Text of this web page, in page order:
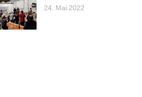
24. Mai 2022